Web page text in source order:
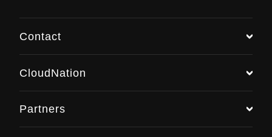
Contact
CloudNation
Partners